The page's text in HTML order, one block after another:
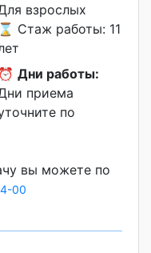
взрослых
⌛ Стаж работы: 11
⏰ Дни работы:
приема
по
вы можете по
00